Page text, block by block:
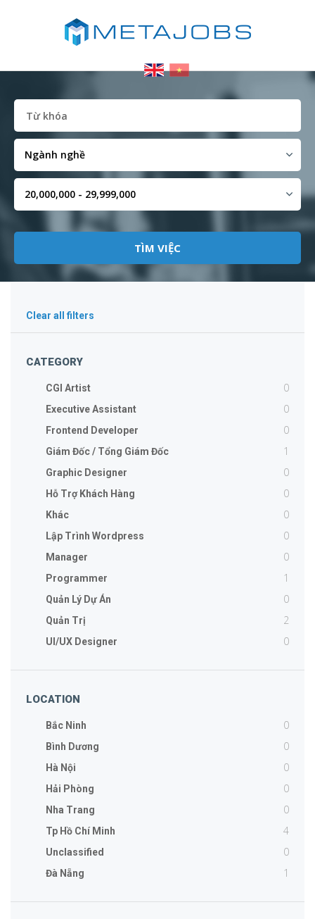
Clear all filters
CATEGORY
CGI Artist 0
Executive Assistant 0
Frontend Developer 0
Giám Đốc / Tổng Giám Đốc 1
Graphic Designer 0
Hỗ Trợ Khách Hàng 0
Khác 0
Lập Trình Wordpress 0
Manager 0
Programmer 1
Quản Lý Dự Án 0
Quản Trị 2
UI/UX Designer 0
LOCATION
Bắc Ninh 0
Bình Dương 0
Hà Nội 0
Hải Phòng 0
Nha Trang 0
Tp Hồ Chí Minh 4
Unclassified 0
Đà Nẵng 1